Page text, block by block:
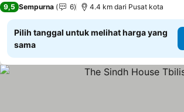
9,5 Sempurna 6 4.4 km dari Pusat kota
Pilih tanggal untuk melihat harga yang
sama